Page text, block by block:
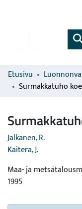
Etusivu
Jalkanen, R.
Kaitera, J.
Maa- ja
1995